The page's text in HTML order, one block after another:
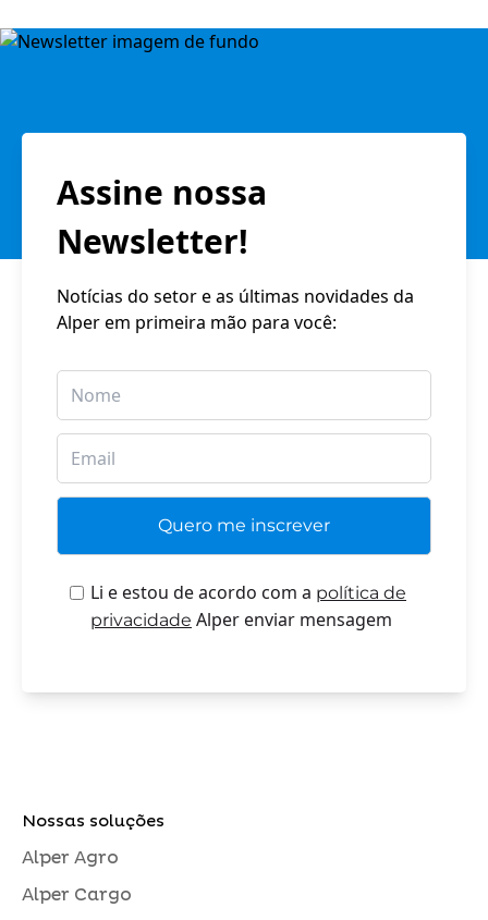
Assine nossa
Newsletter!
Notícias do setor e as últimas novidades da
Alper em primeira mão para você:
Li e estou de acordo com a política de
privacidade Alper enviar mensagem
Nossas soluções
Alper Agro
Alper Cargo